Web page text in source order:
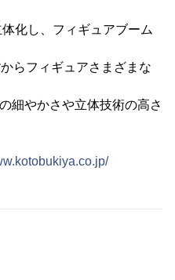
化し、フィギュアブーム
らフィギュアさまざまな
細やかさや立体技術の高さ